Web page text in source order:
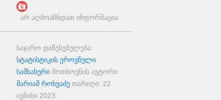
არ აღმოაჩნდათ ინფორმაცია
საჯარო დაწესებულება:
სტატისტიკის ეროვნული
სამსახურიმოთხოვნის ავტორი:
მარიამ როხვაძეთარიღი: 22
ივნისი 2023